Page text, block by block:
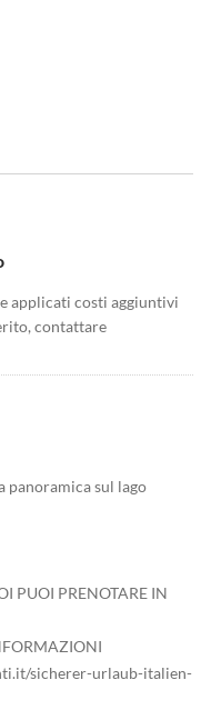
applicati costi aggiuntivi
contattare
panoramica sul lago
PUOI PRENOTARE IN
sicherer-urlaub-italien-